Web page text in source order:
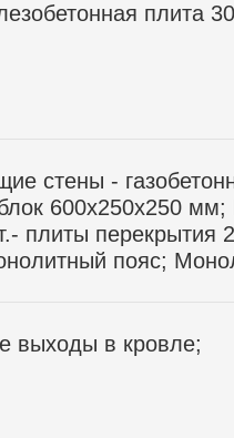
плита
стены -
600х250х250
плиты перекрытия
пояс;
выходы в кровле;